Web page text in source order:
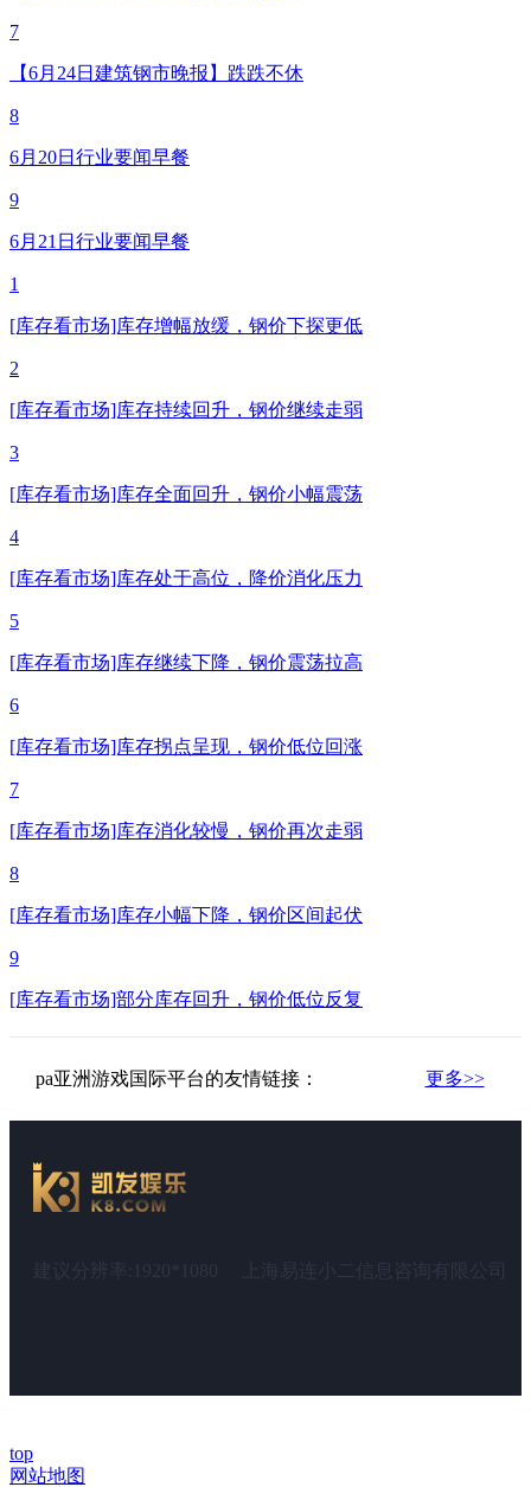
7
【6月24日建筑钢市晚报】跌跌不休
8
6月20日行业要闻早餐
9
6月21日行业要闻早餐
1
[库存看市场]库存增幅放缓，钢价下探更低
2
[库存看市场]库存持续回升，钢价继续走弱
3
[库存看市场]库存全面回升，钢价小幅震荡
4
[库存看市场]库存处于高位，降价消化压力
5
[库存看市场]库存继续下降，钢价震荡拉高
6
[库存看市场]库存拐点呈现，钢价低位回涨
7
[库存看市场]库存消化较慢，钢价再次走弱
8
[库存看市场]库存小幅下降，钢价区间起伏
9
[库存看市场]部分库存回升，钢价低位反复
pa亚洲游戏国际平台的友情链接： 更多>>
建议分辨率:1920*1080 上海易连小二信息咨询有限公司
top
网站地图